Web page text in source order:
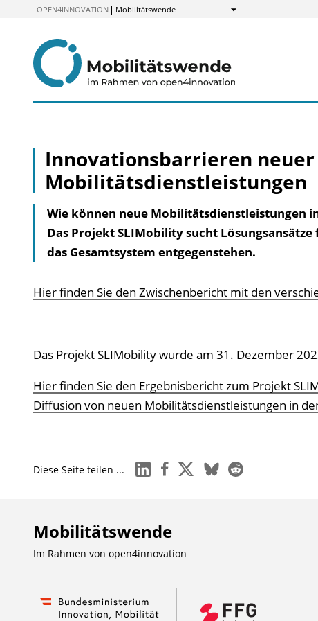
OPEN4INNOVATION Mobilitätswende
Anzeigen
Innovationsbarrieren neuer
Mobilitätsdienstleistungen
Wie können neue Mobilitätsdienstleistungen
Das Projekt SLIMobility sucht
das Gesamtsystem entgegenstehen.
Hier finden Sie den Zwischenbericht mit den
Das Projekt SLIMobility wurde am 31. Dezember
Hier finden Sie den Ergebnisbericht zum Projekt
Diffusion von neuen Mobilitätsdienstleistungen in
Diese Seite teilen ... linkedinfacebook
x blueskyreddit
Mobilitätswende
Im Rahmen von open4innovation